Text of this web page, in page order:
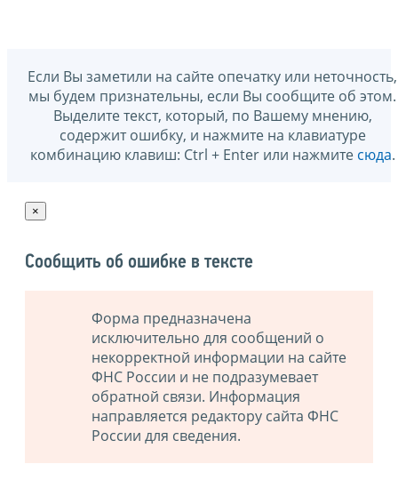
Если Вы заметили на сайте опечатку или неточность,
мы будем признательны, если Вы сообщите об этом.
Выделите текст, который, по Вашему мнению,
содержит ошибку, и нажмите на клавиатуре
комбинацию клавиш: Ctrl + Enter или нажмите сюда.
×
Сообщить об ошибке в тексте
Форма предназначена
исключительно для сообщений о
некорректной информации на сайте
ФНС России и не подразумевает
обратной связи. Информация
направляется редактору сайта ФНС
России для сведения.